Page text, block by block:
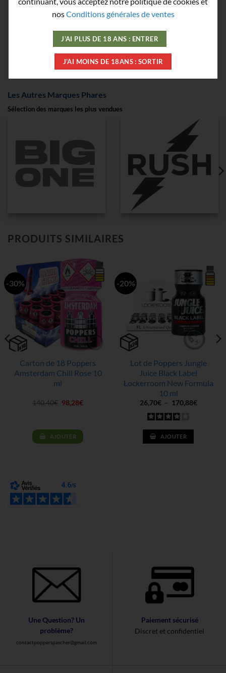
– 24 ml Pentyle
AJOUTER
Lockerroom – Flacon
Aluminium 30 ml
AJOUTER
Les Autres Marques Phares
Sélection des marques les plus vendues
PRODUITS SIMILAIRES
-30%
Carton de 18 Poppers
Amsterdam Chill Rose 10
ml
140,40€ Le
prix
140,40€.
98,28€Le
AJOUTER
-20%
Lot de Poppers Jungle
Juice Black Label
Lockerroom New Formula
10 ml
26,70€ – 170,88€Plage
AJOUTER
Une Question? Un
problème?
contactpopperspascher@gmail.com
Paiement sécurisé
Discret et confidentiel
nosConditions générales de ventes
J'AI PLUS DE 18 ANS : ENTRER
J'AI MOINS DE 18ANS : SORTIR